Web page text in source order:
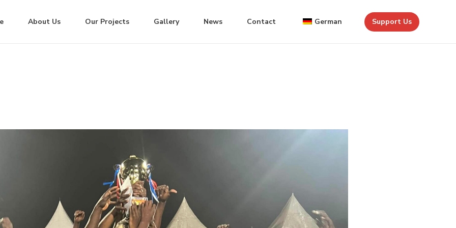
About Us Our Projects Gallery News Contact German Support Us